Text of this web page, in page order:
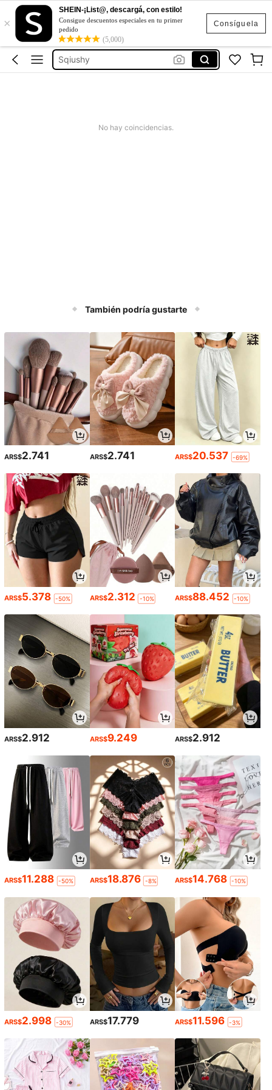
Consíguela
×
SHEIN-¡List@, descargá, con estilo!
Consigue descuentos especiales en tu primer
pedido
(5,000)
Jeans Mujer
Sqiushy
Botas Para Mujer
Vestidos Elegantes Para Fiesta
No hay coincidencias.
También podría gustarte
ARS$2.741 ARS$2.741 ARS$20.537 -69%
ARS$5.378 -50% ARS$2.312 -10% ARS$88.452 -10%
ARS$2.912 ARS$9.249 ARS$2.912
ARS$11.288 -50% ARS$18.876 -8% ARS$14.768 -10%
ARS$2.998 -30% ARS$17.779 ARS$11.596 -3%